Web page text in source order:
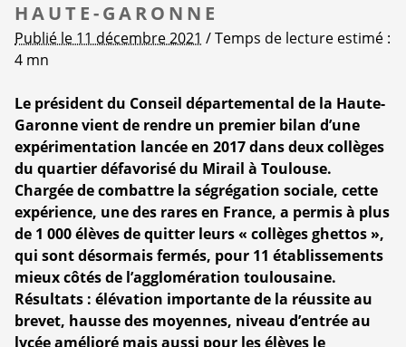
HAUTE-GARONNE
Publié le 11 décembre 2021 / Temps de lecture estimé :
4 mn
Le président du Conseil départemental de la Haute-
Garonne vient de rendre un premier bilan d’une
expérimentation lancée en 2017 dans deux collèges
du quartier défavorisé du Mirail à Toulouse.
Chargée de combattre la ségrégation sociale, cette
expérience, une des rares en France, a permis à plus
de 1 000 élèves de quitter leurs « collèges ghettos »,
qui sont désormais fermés, pour 11 établissements
mieux côtés de l’agglomération toulousaine.
Résultats : élévation importante de la réussite au
brevet, hausse des moyennes, niveau d’entrée au
lycée amélioré mais aussi pour les élèves le